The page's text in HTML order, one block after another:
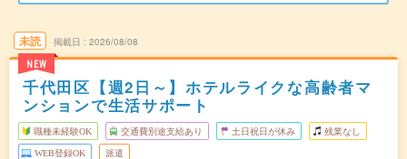
未読
NEW
掲載日 2026/08/08
千代田区【週2日～】ホテルライクな高齢者マ
ンションで生活サポート
職種未経験OK 交通費別途支給あり 土日祝日が休み 残業なし
WEB登録OK 派遣